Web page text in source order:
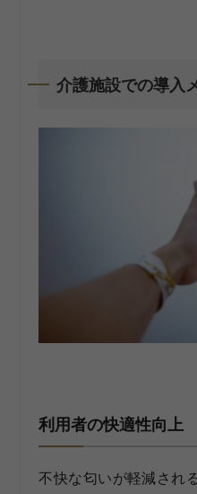
介護施設での導入
利用者の快適性向上
不快な匂いが軽減され